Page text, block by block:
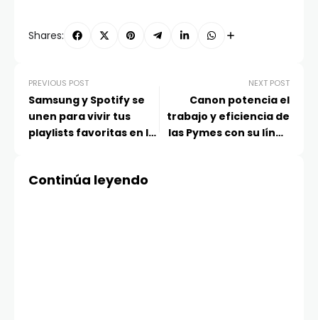
Shares:
PREVIOUS POST
Samsung y Spotify se
unen para vivir tus
playlists favoritas en la
NEXT POST
Canon potencia el
trabajo y eficiencia de
las Pymes con su línea
Continúa leyendo